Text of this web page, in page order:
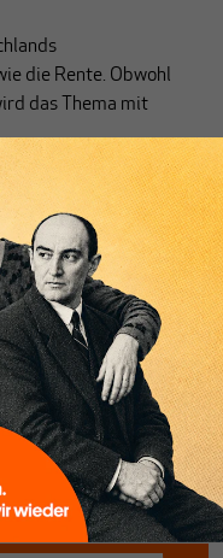
die Rente. Obwohl
das Thema mit
im eigenen
zwischen Deutschland
dreist. Als
selbst die